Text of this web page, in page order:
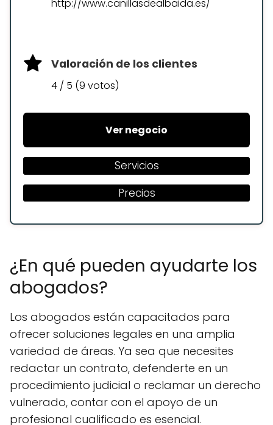
http://www.canillasdealbaida.es/
Valoración de los clientes
4 / 5 (9 votos)
Ver negocio
Servicios
Precios
¿En qué pueden ayudarte los
abogados?
Los abogados están capacitados para
ofrecer soluciones legales en una amplia
variedad de áreas. Ya sea que necesites
redactar un contrato, defenderte en un
procedimiento judicial o reclamar un derecho
vulnerado, contar con el apoyo de un
profesional cualificado es esencial.